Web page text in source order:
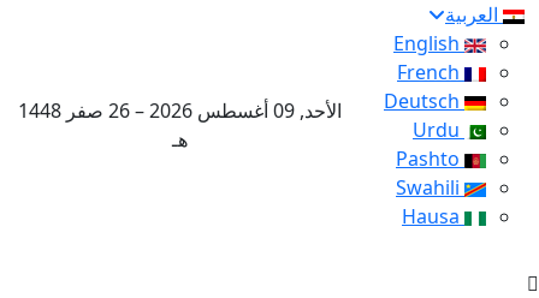
العربية
الأحد, 09 أغسطس 2026 – 26 صفر 1448
هـ